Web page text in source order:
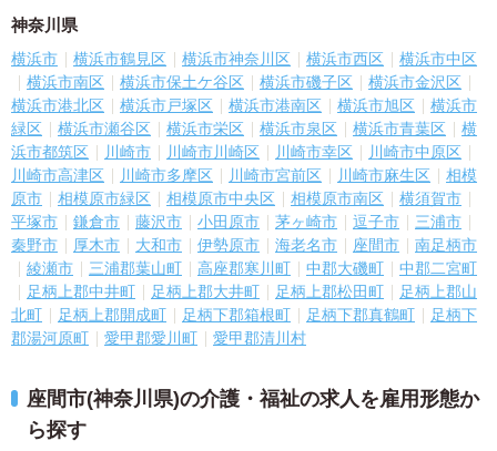
神奈川県
横浜市 横浜市鶴見区 横浜市神奈川区 横浜市西区
横浜市中区
横浜市南区
横浜市保土ケ谷区 横浜市磯子区
横浜市金沢区
横浜市港北区
横浜市戸塚区 横浜市港南区 横浜市旭区
横浜市
緑区
横浜市瀬谷区 横浜市栄区 横浜市泉区 横浜市青葉区
横
浜市都筑区
川崎市 川崎市川崎区 川崎市幸区
川崎市中原区
川崎市高津区
川崎市多摩区 川崎市宮前区 川崎市麻生区
相模
原市
相模原市緑区 相模原市中央区 相模原市南区
横須賀市
平塚市
鎌倉市 藤沢市 小田原市 茅ヶ崎市 逗子市
三浦市
秦野市
厚木市 大和市 伊勢原市 海老名市 座間市
南足柄市
綾瀬市
三浦郡葉山町 高座郡寒川町 中郡大磯町
中郡二宮町
足柄上郡中井町
足柄上郡大井町 足柄上郡松田町
足柄上郡山
北町
足柄上郡開成町 足柄下郡箱根町 足柄下郡真鶴町
足柄下
郡湯河原町
愛甲郡愛川町 愛甲郡清川村
座間市(神奈川県)の介護・福祉の求人を雇用形態か
ら探す